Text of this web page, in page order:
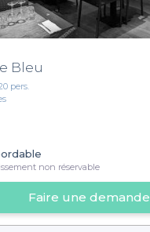
Bleu
pers.
non réservable
Faire une demande